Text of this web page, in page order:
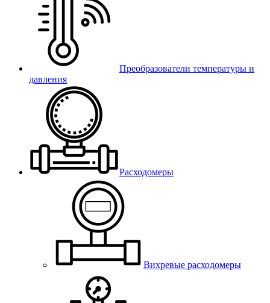
Преобразователи температуры и
давления
Расходомеры
Вихревые расходомеры